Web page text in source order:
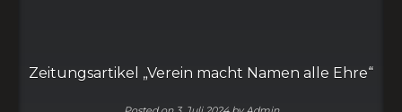
Zeitungsartikel „Verein macht Namen alle Ehre“